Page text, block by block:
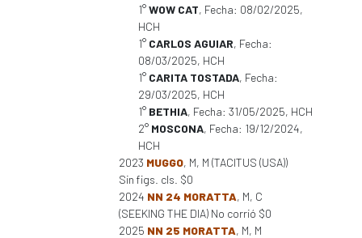
1°WOW CAT, Fecha: 08/02/2025,
HCH
1° CARLOS AGUIAR, Fecha:
08/03/2025, HCH
1° CARITA TOSTADA, Fecha:
29/03/2025, HCH
1° BETHIA, Fecha: 31/05/2025, HCH
2° MOSCONA, Fecha: 19/12/2024,
HCH
2023 MUGGO, M, M (TACITUS (USA))
Sin figs. cls. $0
2024 NN 24 MORATTA, M, C
(SEEKING THE DIA) No corrió $0
2025 NN 25 MORATTA, M, M